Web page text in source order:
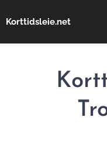
Korttidsleie.net